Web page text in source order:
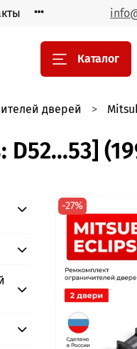
Каталог
дверей
D52...53]
-27%